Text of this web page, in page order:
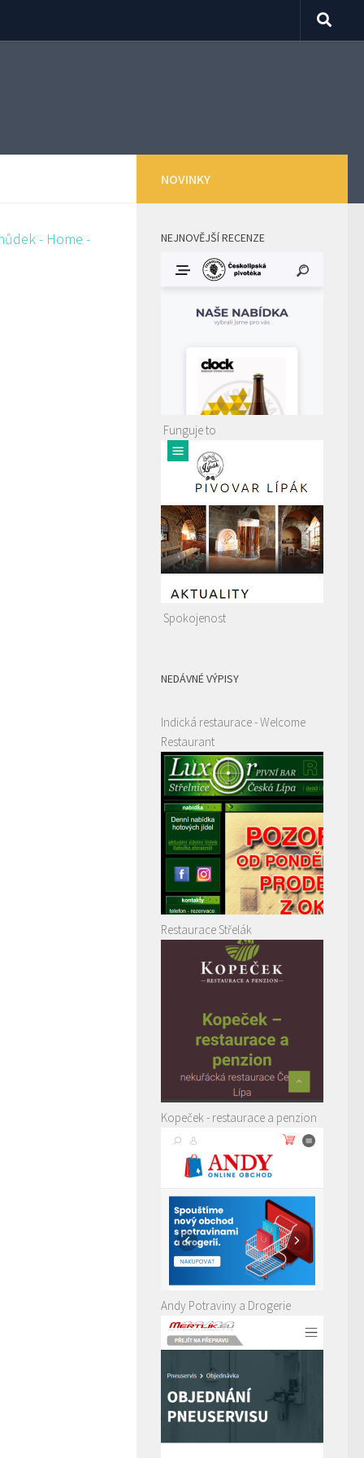
NOVINKY
NEJNOVĚJŠÍ RECENZE
Funguje to
Spokojenost
NEDÁVNÉ VÝPISY
Indická restaurace - Welcome
Restaurant
Restaurace Střelák
Kopeček - restaurace a penzion
Andy Potraviny a Drogerie